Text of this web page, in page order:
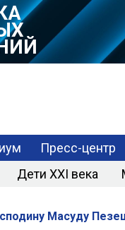
Пресс-центр
Дети XXI века
Масуду